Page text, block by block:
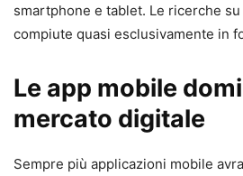
smartphone e tablet. Le ricerche
compiute quasi esclusivamente in
Le app mobile
mercato digitale
Sempre più applicazioni mobile